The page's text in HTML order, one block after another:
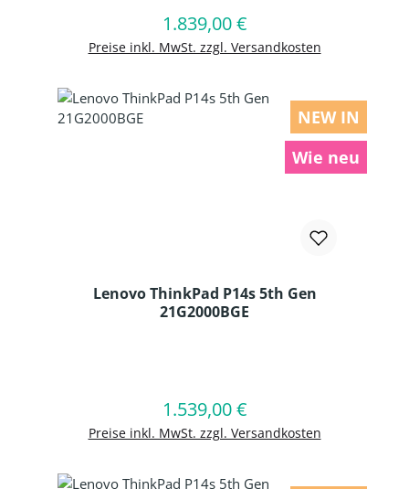
Regulärer Preis:
1.839,00 €
Preise inkl. MwSt. zzgl. Versandkosten
In den Warenkorb
NEW IN
Wie neu
Lenovo ThinkPad P14s 5th Gen
21G2000BGE
Regulärer Preis:
1.539,00 €
Preise inkl. MwSt. zzgl. Versandkosten
In den Warenkorb